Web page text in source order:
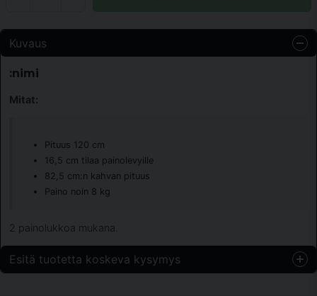
Kuvaus
:nimi
Mitat:
Pituus 120 cm
16,5 cm tilaa painolevyille
82,5 cm:n kahvan pituus
Paino noin 8 kg
2 painolukkoa mukana.
Esitä tuotetta koskeva kysymys